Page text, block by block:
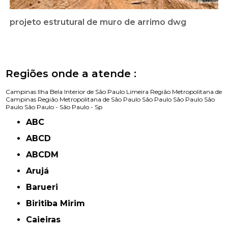
projeto estrutural de muro de arrimo dwg
Regiões onde a atende :
Campinas Ilha Bela Interior de São Paulo Limeira Região Metropolitana de
Campinas Região Metropolitana de São Paulo São Paulo São Paulo São
Paulo São Paulo - São Paulo - Sp
ABC
ABCD
ABCDM
Arujá
Barueri
Biritiba Mirim
Caieiras